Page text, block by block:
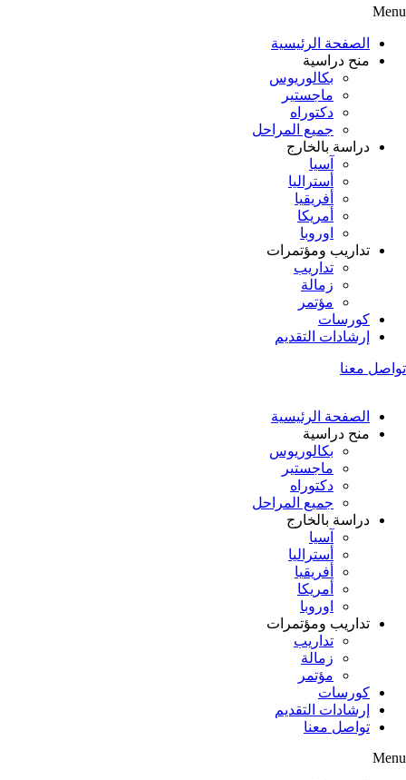
Menu
الصفحة الرئيسية
منح دراسية
بكالوريوس
ماجستير
دكتوراه
جميع المراحل
دراسة بالخارج
آسيا
أستراليا
أفريقيا
أمريكا
اوروبا
تداريب ومؤتمرات
تداريب
زمالة
مؤتمر
كورسات
إرشادات التقديم
تواصل معنا
الصفحة الرئيسية
منح دراسية
بكالوريوس
ماجستير
دكتوراه
جميع المراحل
دراسة بالخارج
آسيا
أستراليا
أفريقيا
أمريكا
اوروبا
تداريب ومؤتمرات
تداريب
زمالة
مؤتمر
كورسات
إرشادات التقديم
تواصل معنا
Menu